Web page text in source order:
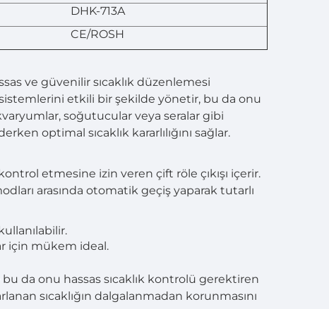
DHK-713A
CE/ROSH
ve güvenilir sıcaklık düzenlemesi
sistemlerini etkili bir şekilde yönetir, bu da onu
soğutucular veya seralar gibi
optimal sıcaklık kararlılığını sağlar.
etmesine izin veren çift röle çıkışı içerir.
arasında otomatik geçiş yaparak tutarlı
için mükem ideal.
bu da onu hassas sıcaklık kontrolü gerektiren
sıcaklığın dalgalanmadan korunmasını